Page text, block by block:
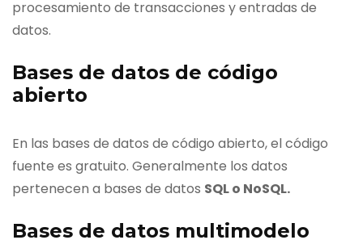
procesamiento de transacciones y entradas de
datos.
Bases de datos de código
abierto
En las bases de datos de código abierto, el código
fuente es gratuito. Generalmente los datos
pertenecen a bases de datos SQL o NoSQL.
Bases de datos multimodelo